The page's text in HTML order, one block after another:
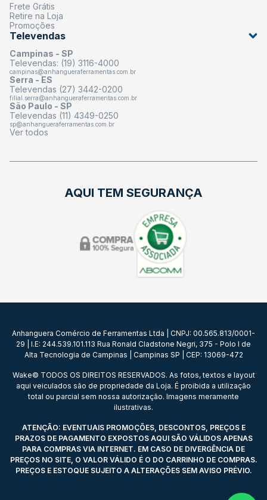
Frete Grátis
Retire na Loja
Promoções
Televendas
Campinas - SP
Televendas: (19) 3116-4000
campinas@anhangueraferramentas.com.br
Serra - ES
Televendas (27) 3442-0200
filial.serra@anhangueraferramentas.com.br
São Paulo - SP
Televendas (11) 4349-0250
sp@anhangueraferramentas.com.br
Ver todos
AQUI TEM SEGURANÇA
Anhanguera Comércio de Ferramentas Ltda | CNPJ: 00.565.813/0001-
29 | I.E: 244.539.101.113 Rua Ronald Cladstone Negri, 375 - Polo I de
Alta Tecnologia de Campinas | Campinas SP | CEP: 13069-472
Wake© TODOS OS DIREITOS RESERVADOS. As fotos, textos e layout
aqui veiculados são de propriedade da Loja. É proibida a utilização
total ou parcial sem nossa autorização. Imagens meramente
ilustrativas.
ATENÇÃO: EVENTUAIS PROMOÇÕES, DESCONTOS, PREÇOS E
PRAZOS DE PAGAMENTO EXPOSTOS AQUI SÃO VÁLIDOS APENAS
PARA COMPRAS VIA INTERNET. EM CASO DE DIVERGÊNCIA DE
PREÇOS NO SITE, O VALOR VÁLIDO É O DO CARRINHO DE COMPRAS.
PREÇOS E ESTOQUE SUJEITO A ALTERAÇÕES SEM AVISO PRÉVIO.